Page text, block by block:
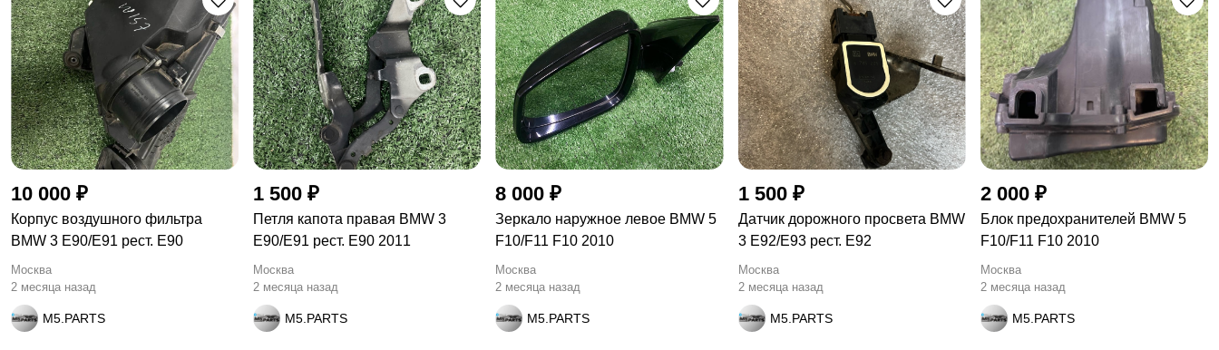
10 000 ₽
Корпус воздушногo фильтра
BMW 3 E90/E91 рест. E90
Москва
2 месяца назад
M5.PARTS
1 500 ₽
Петля капота правая BMW 3
E90/E91 рест. E90 2011
Москва
2 месяца назад
M5.PARTS
8 000 ₽
Зеркало наружное левое BMW 5
F10/F11 F10 2010
Москва
2 месяца назад
M5.PARTS
1 500 ₽
Датчик дорожного просвета BMW
3 E92/E93 рест. E92
Москва
2 месяца назад
M5.PARTS
2 000 ₽
Блок предохранителей BMW 5
F10/F11 F10 2010
Москва
2 месяца назад
M5.PARTS